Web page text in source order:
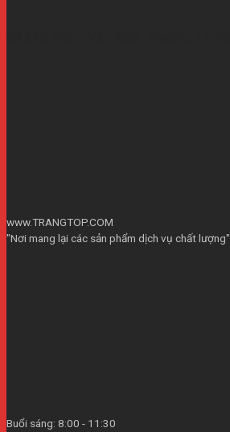
www.TRANGTOP.COM
"Nơi mang lại các sản phẩm dịch vụ chất lượng"
Buổi sáng: 8:00 - 11:30